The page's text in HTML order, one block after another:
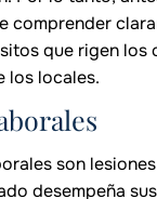
comprender
que rigen los
los locales.
son
desempeña